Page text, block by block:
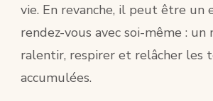
vie. En revanche, il peut être un
rendez-vous avec soi-même :
ralentir, respirer et relâcher les
accumulées.